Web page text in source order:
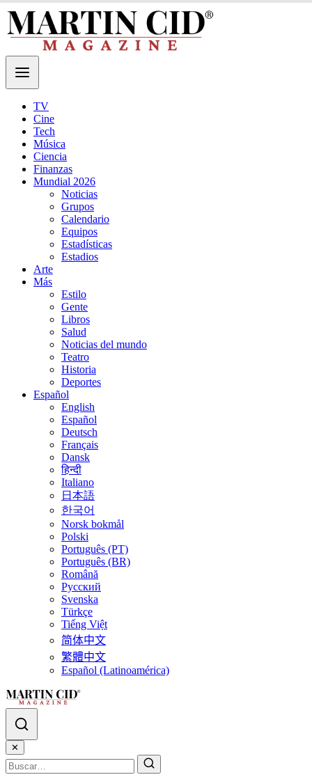
TV
Cine
Tech
Música
Ciencia
Finanzas
Mundial 2026
Noticias
Grupos
Calendario
Equipos
Estadísticas
Estadios
Arte
Más
Estilo
Gente
Libros
Salud
Noticias del mundo
Teatro
Historia
Deportes
Español
English
Español
Deutsch
Français
Dansk
हिन्दी
Italiano
日本語
한국어
Norsk bokmål
Polski
Português (PT)
Português (BR)
Română
Русский
Svenska
Türkçe
Tiếng Việt
简体中文
繁體中文
Español (Latinoamérica)
✕